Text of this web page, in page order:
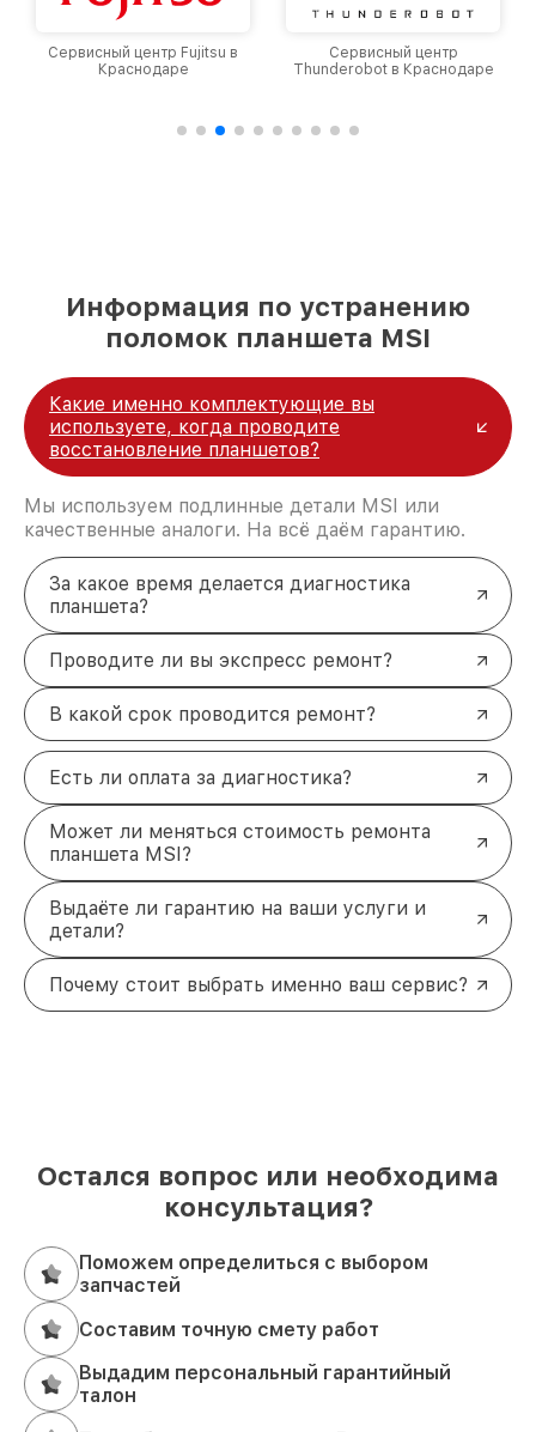
Сервисный центр Fujitsu в
Краснодаре
Сервисный центр
Thunderobot в Краснодаре
Информация по устранению
поломок планшета MSI
Какие именно комплектующие вы
используете, когда проводите
восстановление планшетов?
Мы используем подлинные детали MSI или
качественные аналоги. На всё даём гарантию.
За какое время делается диагностика
планшета?
Проводите ли вы экспресс ремонт?
В какой срок проводится ремонт?
Есть ли оплата за диагностика?
Может ли меняться стоимость ремонта
планшета MSI?
Выдаёте ли гарантию на ваши услуги и
детали?
Почему стоит выбрать именно ваш сервис?
Остался вопрос или необходима
консультация?
Поможем определиться с выбором
запчастей
Составим точную смету работ
Выдадим персональный гарантийный
талон